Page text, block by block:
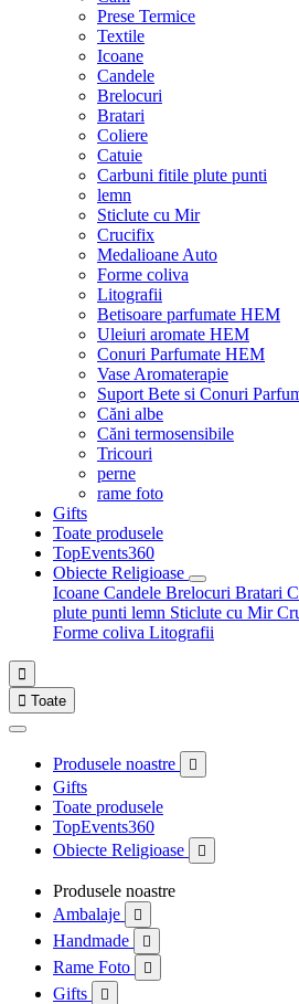
Prese Termice
Textile
Icoane
Candele
Brelocuri
Bratari
Coliere
Catuie
Carbuni fitile plute punti
lemn
Sticlute cu Mir
Crucifix
Medalioane Auto
Forme coliva
Litografii
Betisoare parfumate HEM
Uleiuri aromate HEM
Conuri Parfumate HEM
Vase Aromaterapie
Suport Bete si Conuri
Căni albe
Căni termosensibile
Tricouri
perne
rame foto
Gifts
Toate produsele
TopEvents360
Obiecte Religioase
Icoane Candele Brelocuri Bratari
plute punti lemn Sticlute cu Mir
Forme coliva Litografii

 Toate
Produsele noastre 
Gifts
Toate produsele
TopEvents360
Obiecte Religioase

Produsele noastre
Ambalaje

Handmade 
Rame Foto 
Gifts 